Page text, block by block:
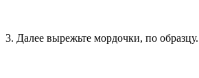
3. Далее вырежьте мордочки, по образцу.